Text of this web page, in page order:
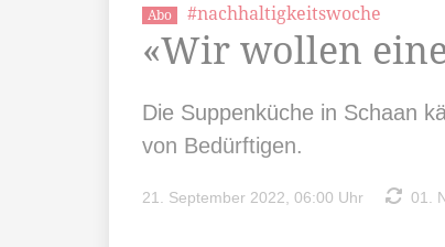
Abo #nachhaltigkeitswoche
«Wir wollen
Die Suppenküche in Schaan
von Bedürftigen.
21. September 2022, 06:00 Uhr 01.